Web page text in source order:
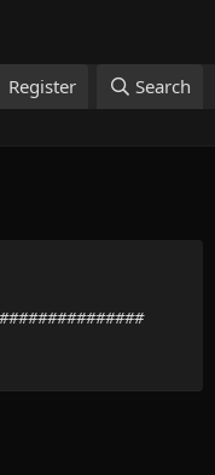
Register Search